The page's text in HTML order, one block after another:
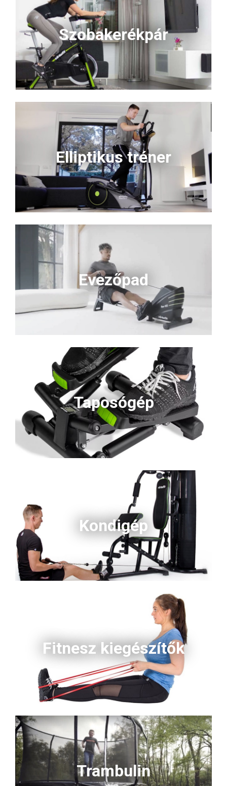
Szobakerékpár
Elliptikus tréner
Evezőpad
Taposógép
Kondigép
Fitnesz kiegészítők
Trambulin